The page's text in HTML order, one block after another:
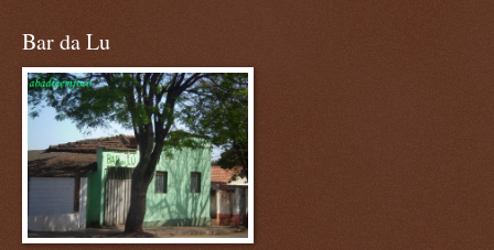
Bar da Lu